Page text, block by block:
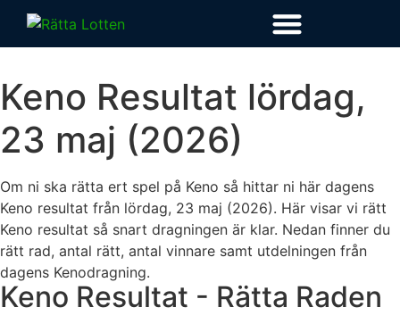
Keno Resultat lördag,
23 maj (2026)
Om ni ska rätta ert spel på Keno så hittar ni här dagens
Keno resultat från lördag, 23 maj (2026). Här visar vi rätt
Keno resultat så snart dragningen är klar. Nedan finner du
rätt rad, antal rätt, antal vinnare samt utdelningen från
dagens Kenodragning.
Keno Resultat - Rätta Raden